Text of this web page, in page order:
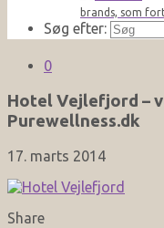
brands, som
Søg efter:
0
Hotel Vejlefjord –
Purewellness.dk
17. marts 2014
Share